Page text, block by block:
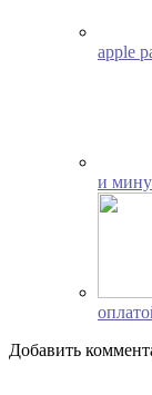
apple
и
Добавить